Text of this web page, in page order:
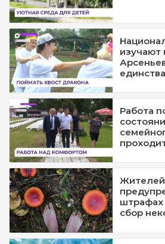
изучают
Работа
штрафах
сбор